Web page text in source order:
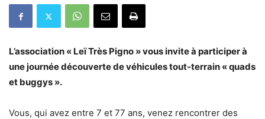
L’association « Leï Très Pigno » vous invite à participer à
une journée découverte de véhicules tout-terrain « quads
et buggys ».
Vous, qui avez entre 7 et 77 ans, venez rencontrer des